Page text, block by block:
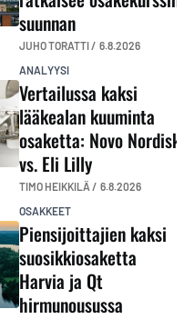
suunnan
JUHO TORATTI / 6.8.2026
ANALYYSI
Vertailussa kaksi
lääkealan kuuminta
osaketta: Novo Nordisk
vs. Eli Lilly
TIMO HEIKKILÄ / 6.8.2026
OSAKKEET
Piensijoittajien kaksi
suosikkiosaketta
Harvia ja Qt
hirmunousussa